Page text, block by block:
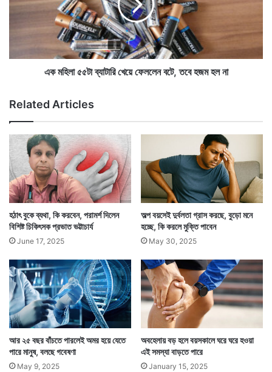
এই যে নিউরোন গন্ধটি সম্বন্ধে জানতে পারে, তারও একটা সীমা
আছে। আর সেই সীমাই বেঁধে দিয়েছে মানুষের নাকের গন্ধ চিনে
রাখার উচ্চসীমা। তার চেয়ে বেশি গন্ধ মনে করাতে পারেনা নাক।
হিসাব বলছে মানুষের নাক সর্বোচ্চ ৫০ হাজার আলাদা আলাদা গন্ধ
মনে রাখতে পারে। এই ৫০ হাজারের মধ্যে যে চেনা গন্ধ পড়ে
যাবে সেটাই নাক সহজে চিনে যাবে আর জানান দেবে সেটা কি।
ল
হা
লা
ব্যা
য়ে
ফে
ল
ন
ব
টে
,
ত
বে
হ
ম
হ
ল
না
এক মহিলা ৫৫টা ব্যাটারি খেয়ে ফেললেন বটে, তবে হজম হল না
Related Articles
হঠাৎ বুকে ব্যথা, কি করবেন, পরামর্শ দিলেন
বিশিষ্ট চিকিৎসক প্রভাত ভট্টাচার্য
June 17, 2025
অল্প বয়সেই দুর্বলতা গ্রাস করছে, বুড়ো মনে
হচ্ছে, কি করলে মুক্তি পাবেন
May 30, 2025
আর ২৫ বছর বাঁচতে পারলেই অমর হয়ে যেতে
পারে মানুষ, বলছে গবেষণা
May 9, 2025
অবহেলায় বড় হলে বয়সকালে ঘরে ঘরে হওয়া
এই সমস্যা বাড়তে পারে
January 15, 2025